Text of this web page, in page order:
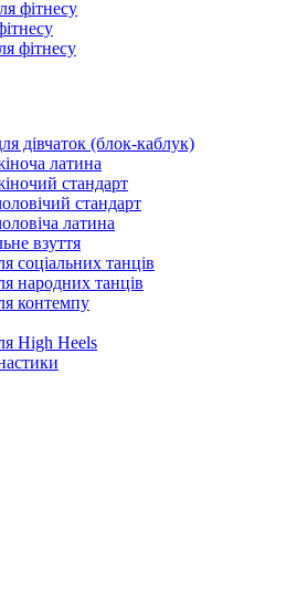
фітнесу
фітнесу
дівчаток (блок-каблук)
латина
стандарт
стандарт
латина
взуття
соціальних танців
народних танців
контемпу
High Heels